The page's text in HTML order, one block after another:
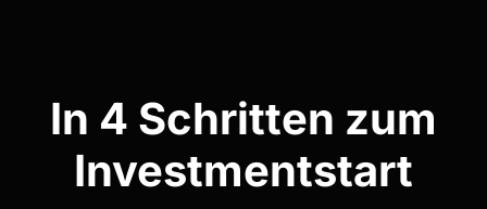
2. Steuer-Logik (Konservativ):
Abgeltungssteuer (26,375%) nach dem First-In-First-Out
(FIFO) Prinzip. In der Realität zahlen Sie oft weniger
In 4 Schritten zum
Investmentstart